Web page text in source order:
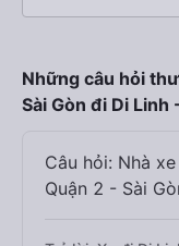
Những câu hỏi
Sài Gòn đi Di Linh
Câu hỏi: Nhà
Quận 2 - Sài